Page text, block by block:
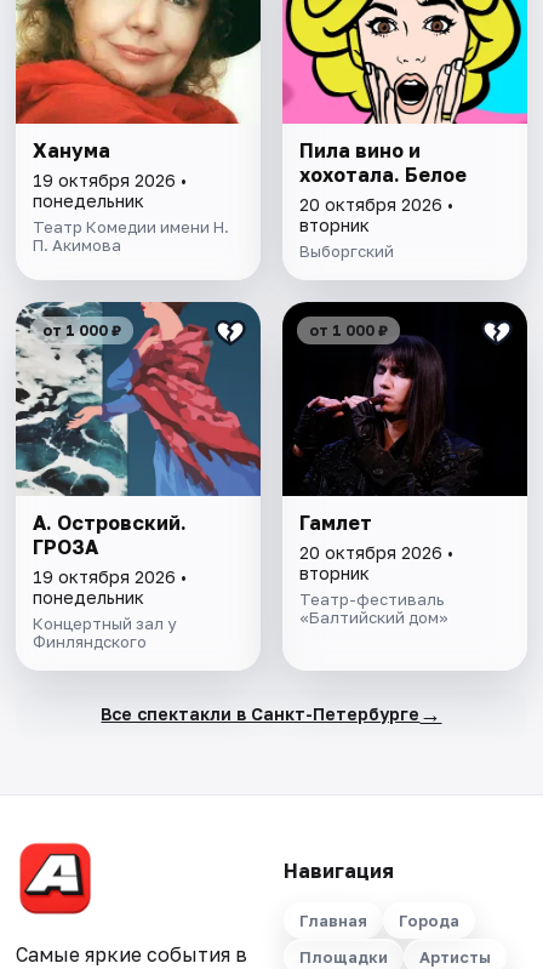
Ханума
19 октября 2026 •
понедельник
Театр Комедии имени Н.
П. Акимова
Пила вино и
хохотала. Белое
20 октября 2026 •
вторник
Выборгский
от 1 000 ₽
А. Островский.
ГРОЗА
19 октября 2026 •
понедельник
Концертный зал у
Финляндского
от 1 000 ₽
Гамлет
20 октября 2026 •
вторник
Театр-фестиваль
«Балтийский дом»
Все спектакли в Санкт-Петербурге →
Самые яркие события в
Навигация
Главная
Города
Площадки
Артисты